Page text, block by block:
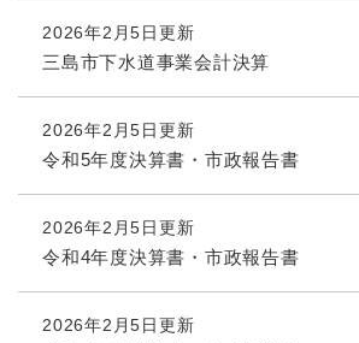
2026年2月5日更新
三島市下水道事業会計決算
2026年2月5日更新
令和5年度決算書・市政報告書
2026年2月5日更新
令和4年度決算書・市政報告書
2026年2月5日更新